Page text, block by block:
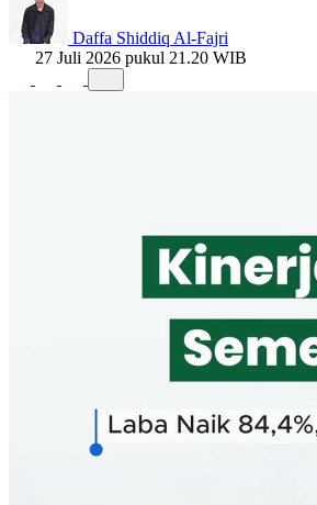
Daffa Shiddiq Al-Fajri
27 Juli 2026 pukul 21.20 WIB